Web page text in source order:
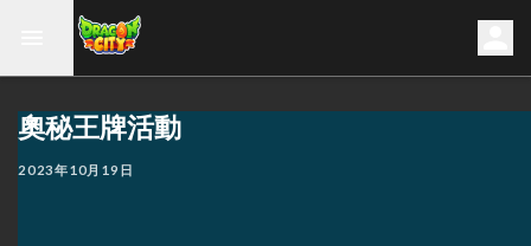
奧秘王牌活動
2023年10月19日